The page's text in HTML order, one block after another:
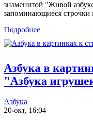
знаменитой "Живой
запоминающиеся строчки
Подробнее
Азбука в
"Азбука
Азбука
20-окт, 16:04